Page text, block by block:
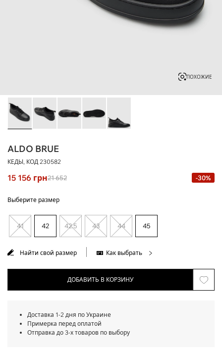
ПОХОЖИЕ
ALDO BRUE
КЕДЫ, КОД 230582
15 156 грн21 652 -30%
Выберите размер
41 42 42.5 43 44 45
Найти свой размер Как выбрать
ДОБАВИТЬ В КОРЗИНУ
Доставка 1-2 дня по Украине
Примерка перед оплатой
Отправка до 3-х товаров по выбору